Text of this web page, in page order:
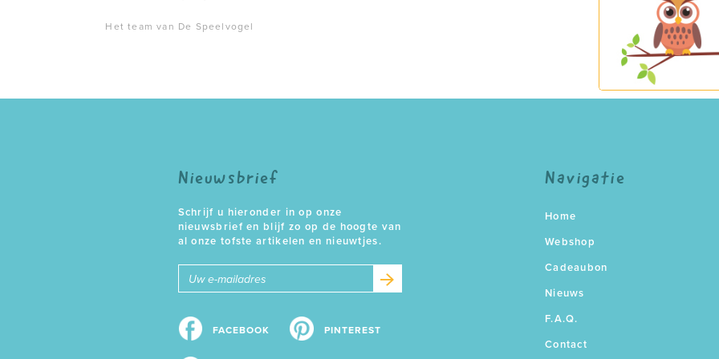
Het team van De Speelvogel
Nieuwsbrief
Schrijf u hieronder in op onze
nieuwsbrief en blijf zo op de hoogte van
al onze tofste artikelen en nieuwtjes.
mailadres
FACEBOOK PINTEREST
Navigatie
Home
Webshop
Cadeaubon
Nieuws
F.A.Q.
Contact